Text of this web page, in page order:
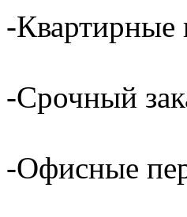
-Квартирные
-Срочный
-Офисные